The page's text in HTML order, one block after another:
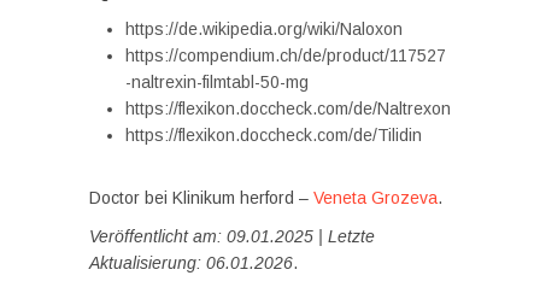
https://de.wikipedia.org/wiki/Naloxon
https://compendium.ch/de/product/117527
-naltrexin-filmtabl-50-mg
https://flexikon.doccheck.com/de/Naltrexon
https://flexikon.doccheck.com/de/Tilidin
Doctor bei Klinikum herford – Veneta Grozeva.
Veröffentlicht am: 09.01.2025 | Letzte
Aktualisierung: 06.01.2026.